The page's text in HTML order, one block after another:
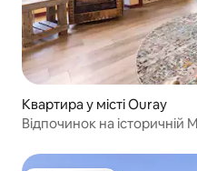
Квартира у місті Ouray
Відпочинок на історичній